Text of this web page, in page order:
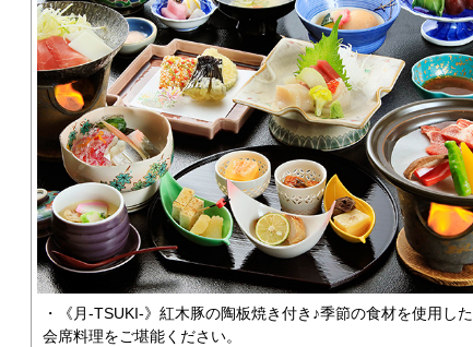
・《月-TSUKI-》紅木豚の陶板焼き付き♪季節の食材を使用した
会席料理をご堪能ください。